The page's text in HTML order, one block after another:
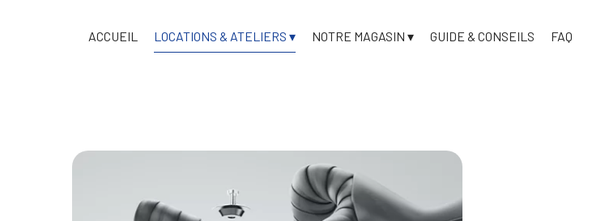
ACCUEIL LOCATIONS & ATELIERS NOTRE MAGASIN GUIDE & CONSEILS FAQ